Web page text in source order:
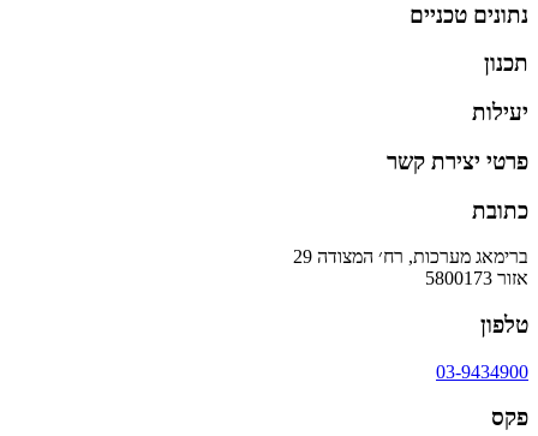
נתונים טכניים
תכנון
יעילות
פרטי יצירת קשר
כתובת
ברימאג מערכות, רח׳ המצודה 29
אזור 5800173
טלפון
03-9434900
פקס